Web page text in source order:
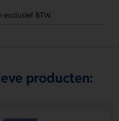
BTW.
producten: